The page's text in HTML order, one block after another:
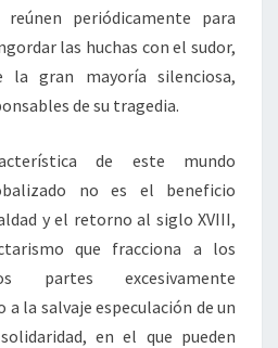
periódicamente para
las huchas con el sudor,
la gran mayoría silenciosa,
de su tragedia.
de este mundo
no es el beneficio
y el retorno al siglo XVIII,
que fracciona a los
partes excesivamente
a la salvaje especulación de un
en el que pueden